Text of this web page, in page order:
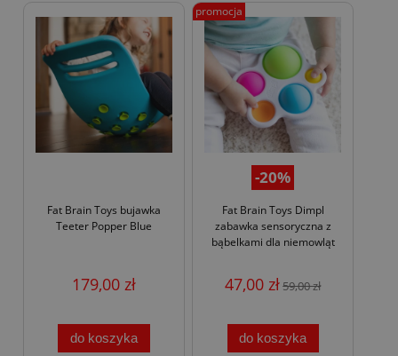
Fat Brain Toys bujawka
Teeter Popper Blue
179,00 zł
do koszyka
-20%
Fat Brain Toys Dimpl
zabawka sensoryczna z
bąbelkami dla niemowląt
47,00 zł59,00 zł
do koszyka
promocja